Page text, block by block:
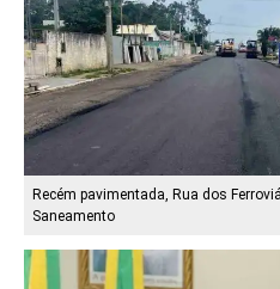
Recém pavimentada, Rua dos
Saneamento